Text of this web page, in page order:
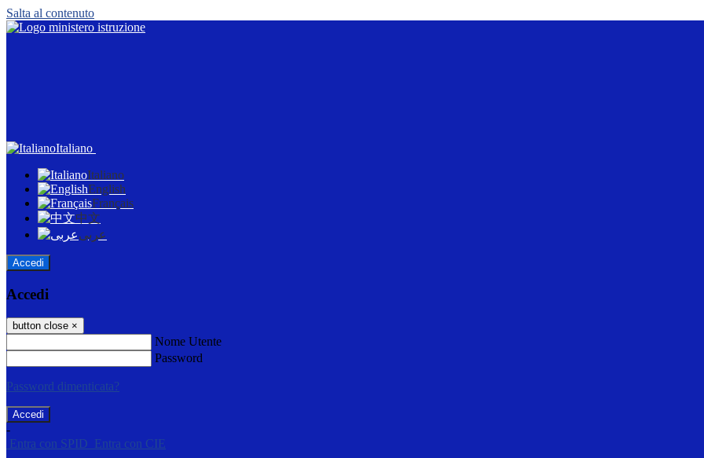
Salta al contenuto
Italiano
Italiano
English
Français
中文
عربى
Accedi
Accedi
button close ×
Nome Utente
Password
Password dimenticata?
-
Entra con SPID
Entra con CIE